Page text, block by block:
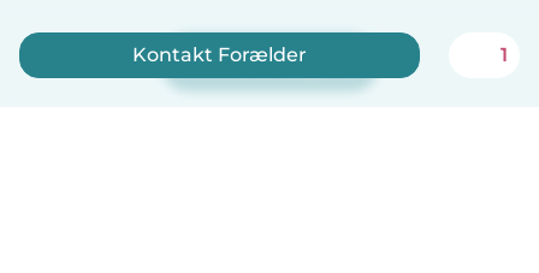
Tilmeld dig nu
Kontakt Forælder 1